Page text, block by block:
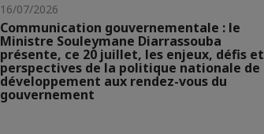
16/07/2026
Communication gouvernementale : le
Ministre Souleymane Diarrassouba
présente, ce 20 juillet, les enjeux, défis et
perspectives de la politique nationale de
développement aux rendez-vous du
gouvernement